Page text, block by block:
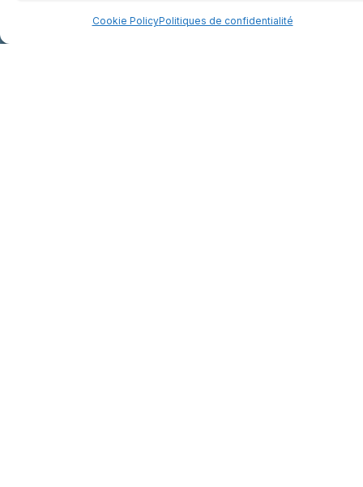
Cookie PolicyPolitiques de confidentialité